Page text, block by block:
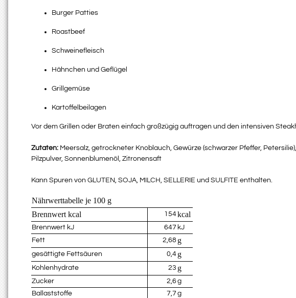
Burger Patties
Roastbeef
Schweinefleisch
Hähnchen und Geflügel
Grillgemüse
Kartoffelbeilagen
Vor dem Grillen oder Braten einfach großzügig auftragen und den intensiven
Zutaten: Meersalz, getrockneter Knoblauch, Gewürze (schwarzer Pfeffer,
Pilzpulver, Sonnenblumenöl, Zitronensaft
Kann Spuren von GLUTEN, SOJA, MILCH, SELLERIE und SULFITE enthalten.
Nährwerttabelle je 100 g
Brennwert kcal
154kcal
Brennwert kJ 647 kJ
Fett
2,68 g
gesättigte Fettsäuren 0,4 g
Kohlenhydrate 23 g
Zucker 2,6g
Ballaststoffe
7,7 g